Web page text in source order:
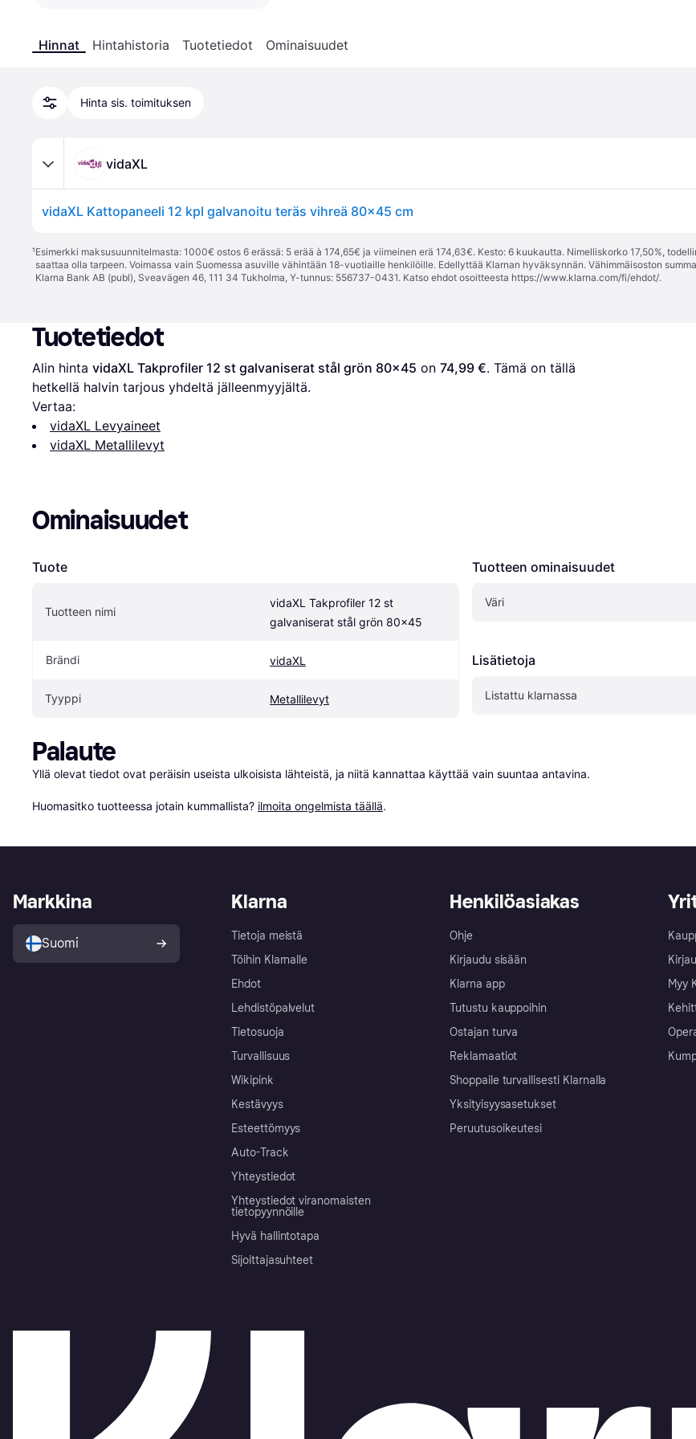
Hinnat Hintahistoria Tuotetiedot Ominaisuudet
Hinta sis. toimituksen
vidaXL
vidaXL Kattopaneeli 12 kpl galvanoitu teräs vihreä 80x45 cm
¹Esimerkki maksusuunnitelmasta: 1000€ ostos 6 erässä: 5 erää à 174,65€ ja viimeinen erä 174,63€. Kesto: 6 kuukautta. Nimelliskorko 17,50%,
saattaa olla tarpeen. Voimassa vain Suomessa asuville vähintään 18-vuotiaille henkilöille. Edellyttää Klarnan hyväksynnän. Vähimmäisoston
Klarna Bank AB (publ), Sveavägen 46, 111 34 Tukholma, Y-tunnus: 556737-0431. Katso ehdot osoitteesta https://www.klarna.com/fi/ehdot/.
Tuotetiedot
Alin hinta vidaXL Takprofiler 12 st galvaniserat stål grön 80x45 on 74,99 €. Tämä on tällä
hetkellä halvin tarjous yhdeltä jälleenmyyjältä.
Vertaa:
vidaXL Levyaineet
vidaXL Metallilevyt
Ominaisuudet
Tuote
Tuotteen nimi
vidaXL Takprofiler 12 st
galvaniserat stål grön 80x45
Brändi vidaXL
Tyyppi Metallilevyt
Tuotteen ominaisuudet
Väri
Lisätietoja
Listattu klarnassa
Palaute
Yllä olevat tiedot ovat peräisin useista ulkoisista lähteistä, ja niitä kannattaa käyttää vain suuntaa antavina.
Huomasitko tuotteessa jotain kummallista? ilmoita ongelmista täällä.
Klarna
Tietoja meistä
Töihin Klarnalle
Ehdot
Lehdistöpalvelut
Tietosuoja
Turvallisuus
Wikipink
Kestävyys
Esteettömyys
Auto-Track
Yhteystiedot
Yhteystiedot viranomaisten
tietopyynnöille
Hyvä hallintotapa
Sijoittajasuhteet
Henkilöasiakas
Ohje
Kirjaudu sisään
Klarna app
Tutustu kauppoihin
Ostajan turva
Reklamaatiot
Shoppaile turvallisesti Klarnalla
Yksityisyysasetukset
Peruutusoikeutesi
Myy
Markkina
Suomi